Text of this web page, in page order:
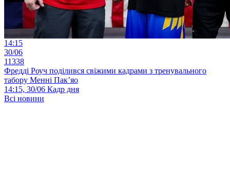
14:15
30/06
11338
Фредді Роуч поділився свіжими кадрами з тренувального
табору Менні Пак’яо
14:15, 30/06 Кадр дня
Всі новини